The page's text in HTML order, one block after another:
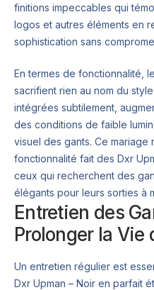
finitions impeccables qui
logos et autres éléments en
sophistication sans
En termes de fonctionnalité,
sacrifient rien au nom du
intégrées subtilement,
des conditions de faible
visuel des gants. Ce
fonctionnalité fait des Dxr
ceux qui recherchent des
élégants pour leurs sorties à
Entretien des
Prolonger la Vie
Un entretien régulier est
Dxr Upman – Noir en parfait